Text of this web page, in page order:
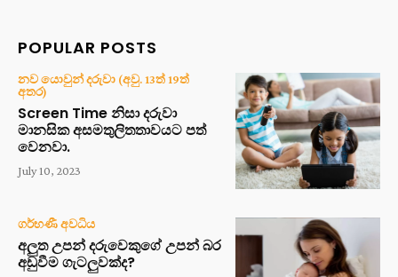
POPULAR POSTS
නව යොවුන් දරුවා (අවු. 13ත් 19ත්
අතර)
Screen Time නිසා දරුවා
මානසික අසමතුලිතතාවයට පත්
වෙනවා.
July 10, 2023
ගර්භණී අවධිය
අලුත උපන් දරුවෙකුගේ උපන් බර
අඩුවීම ගැටලුවක්ද?